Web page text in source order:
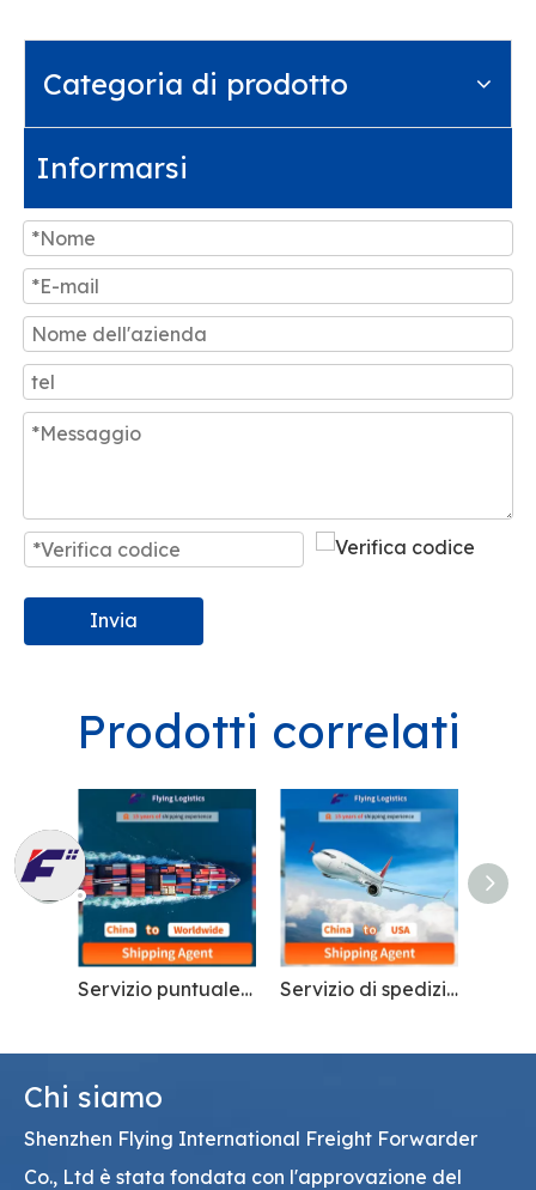
Categoria di prodotto
Informarsi
Invia
Prodotti correlati
Servizio di spedizionieri dalla Cina agli Stati Uniti: trasporto internazionale di merci Sicurezza Veloce Servizio Logistico Ferroviario Spedizioni Internazionali Dalla Cina alla Polonia Federazione Russa Kazakistan Botswana Europe Shipping Agent Company
Chi siamo
Shenzhen Flying International Freight Forwarder
Co., Ltd è stata fondata con l'approvazione del